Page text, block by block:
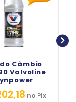
Câmbio
Valvoline
no Pix